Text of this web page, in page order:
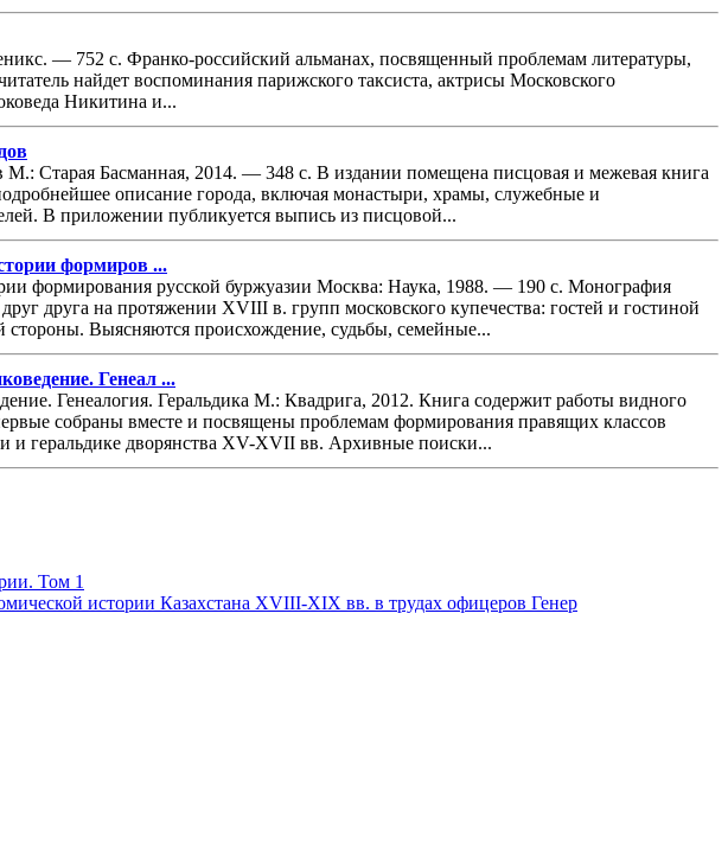
— 752 с. Франко-российский альманах, посвященный проблемам литературы,
найдет воспоминания парижского таксиста, актрисы Московского
Никитина и...
Старая Басманная, 2014. — 348 c. В издании помещена писцовая и межевая книга
описание города, включая монастыри, храмы, служебные и
В приложении публикуется выпись из писцовой...
формиров ...
формирования русской буржуазии Москва: Наука, 1988. — 190 с. Монография
друга на протяжении XVIII в. групп московского купечества: гостей и гостиной
Выясняются происхождение, судьбы, семейные...
Генеал ...
Генеалогия. Геральдика М.: Квадрига, 2012. Книга содержит работы видного
собраны вместе и посвящены проблемам формирования правящих классов
и геральдике дворянства XV-XVII вв. Архивные поиски...
Том 1
истории Казахстана XVIII-XIX вв. в трудах офицеров Генер